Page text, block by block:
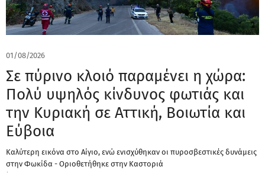
01/08/2026
Σε πύρινο κλοιό παραμένει η χώρα:
Πολύ υψηλός κίνδυνος φωτιάς και
την Κυριακή σε Αττική, Βοιωτία και
Εύβοια
Καλύτερη εικόνα στο Αίγιο, ενώ ενισχύθηκαν οι πυροσβεστικές δυνάμεις
στην Φωκίδα - Οριοθετήθηκε στην Καστοριά